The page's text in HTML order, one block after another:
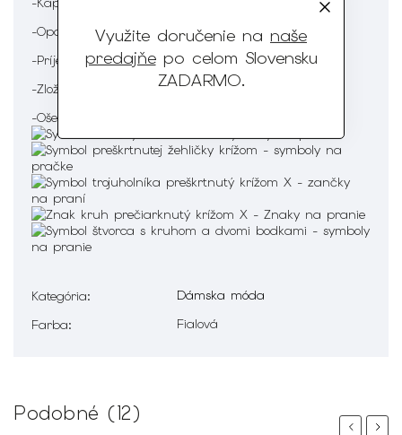
Využite doručenie na naše
predajňepo celom Slovensku
ZADARMO.
-Opasok v páse
-Príjemný na omak
-Zloženie : 70% Bambus 30% bavlna
-Ošetrenie :
Kategória:
Dámska móda
Farba: Fialová
Podobné (12)
PreviousNext